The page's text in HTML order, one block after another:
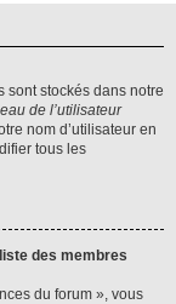
sont stockés dans notre
de l’utilisateur
nom d’utilisateur en
tous les
des membres
du forum », vous